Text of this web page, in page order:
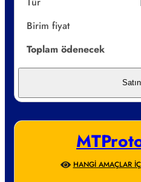
Birim fiyat
Toplam ödenecek
HANGI AMAÇLAR